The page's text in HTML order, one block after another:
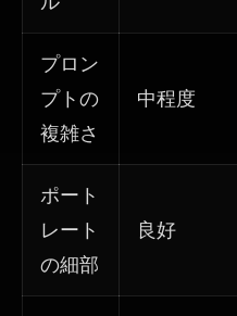
プロン
プトの
複雑さ
中程度
ポート
レート
の細部
良好